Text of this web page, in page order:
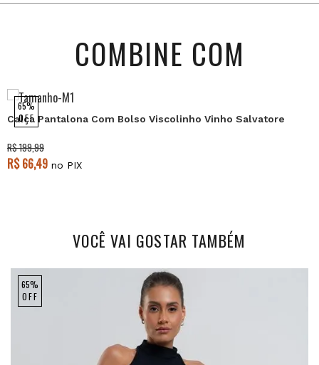
COMBINE COM
65%
OFF
Calça Pantalona Com Bolso Viscolinho Vinho Salvatore
R$ 199,99
R$ 66,49 no PIX
VOCÊ VAI GOSTAR TAMBÉM
65%
OFF